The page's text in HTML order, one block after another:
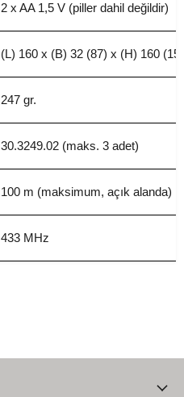
2 x AA 1,5 V (piller dahil değildir)
(L) 160 x (B) 32 (87) x (H) 160
247 gr.
30.3249.02 (maks. 3 adet)
100 m (maksimum, açık alanda)
433 MHz